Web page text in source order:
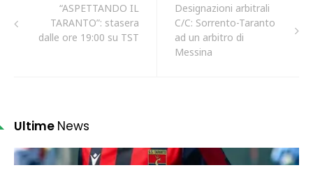
“ASPETTANDO IL
TARANTO”: stasera
dalle ore 19:00 su TST
Designazioni arbitrali
C/C: Sorrento-Taranto
ad un arbitro di
Messina
Ultime News